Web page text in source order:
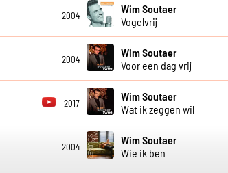
2004
Wim Soutaer
Vogelvrij
2004
Wim Soutaer
Voor een dag vrij
2017
Wim Soutaer
Wat ik zeggen wil
2004
Wim Soutaer
Wie ik ben